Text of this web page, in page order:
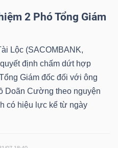
2 Phó Tổng Giám
Lộc (SACOMBANK,
định chấm dứt hợp
Giám đốc đối với ông
Doãn Cường theo nguyện
có hiệu lực kể từ ngày